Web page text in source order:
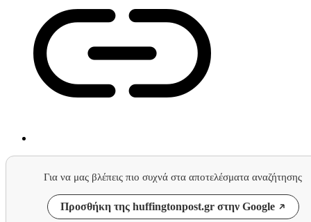
Για να μας βλέπεις πιο συχνά στα αποτελέσματα αναζήτησης
Προσθήκη της huffingtonpost.gr στην Google